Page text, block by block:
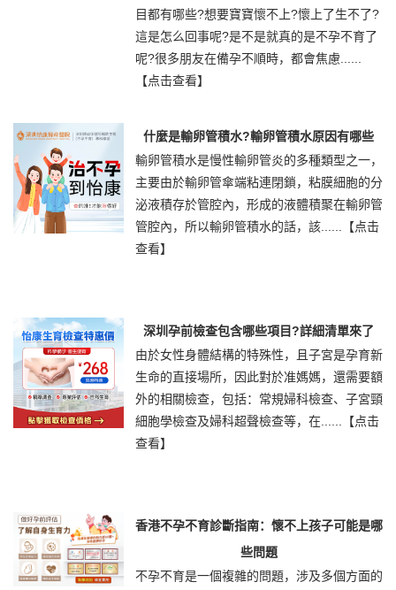
目都有哪些?想要寶寶懷不上?懷上了生不了?
這是怎么回事呢?是不是就真的是不孕不育了
呢?很多朋友在備孕不順時，都會焦慮......
【点击查看】
什麼是輸卵管積水?輸卵管積水原因有哪些
輸卵管積水是慢性輸卵管炎的多種類型之一，
主要由於輸卵管傘端粘連閉鎖，粘膜細胞的分
泌液積存於管腔內，形成的液體積聚在輸卵管
管腔內，所以輸卵管積水的話，該......
【点击
查看】
深圳孕前檢查包含哪些項目?詳細清單來了
由於女性身體結構的特殊性，且子宮是孕育新
生命的直接場所，因此對於准媽媽，還需要額
外的相關檢查，包括：常規婦科檢查、子宮頸
細胞學檢查及婦科超聲檢查等，在......
【点击
查看】
香港不孕不育診斷指南：懷不上孩子可能是哪
些問題
不孕不育是一個複雜的問題，涉及多個方面的